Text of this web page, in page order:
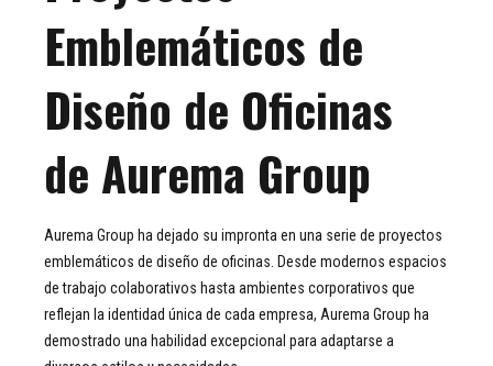
Emblemáticos de
Diseño de Oficinas
de Aurema Group
Aurema Group ha dejado su impronta en una serie de proyectos
emblemáticos de diseño de oficinas. Desde modernos espacios
de trabajo colaborativos hasta ambientes corporativos que
reflejan la identidad única de cada empresa, Aurema Group ha
demostrado una habilidad excepcional para adaptarse a